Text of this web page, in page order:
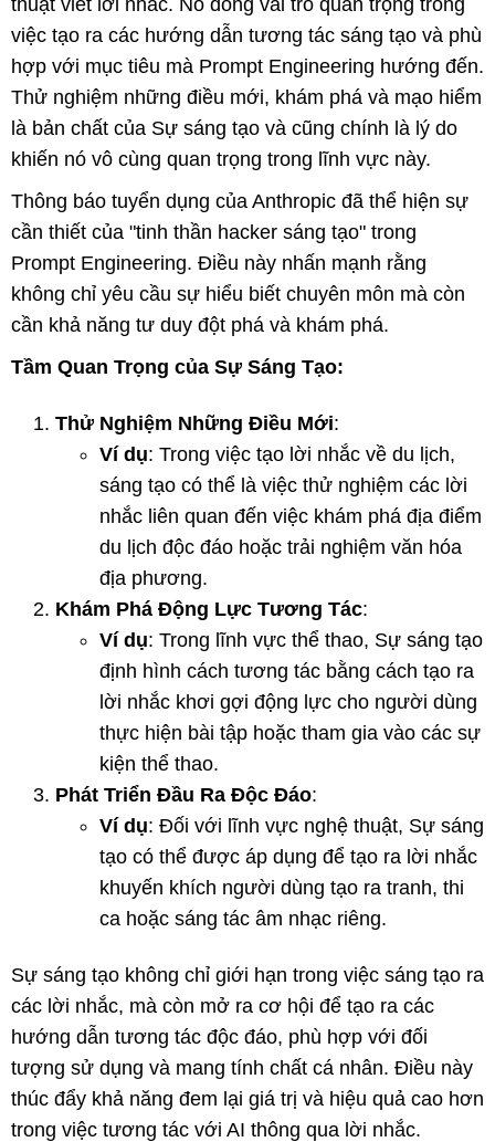
việc tạo ra các hướng dẫn tương tác sáng tạo và phù
hợp với mục tiêu mà Prompt Engineering hướng đến.
Thử nghiệm những điều mới, khám phá và mạo hiểm
là bản chất của Sự sáng tạo và cũng chính là lý do
khiến nó vô cùng quan trọng trong lĩnh vực này.
Thông báo tuyển dụng của Anthropic đã thể hiện sự
cần thiết của "tinh thần hacker sáng tạo" trong
Prompt Engineering. Điều này nhấn mạnh rằng
không chỉ yêu cầu sự hiểu biết chuyên môn mà còn
cần khả năng tư duy đột phá và khám phá.
Tầm Quan Trọng của Sự Sáng Tạo:
Thử Nghiệm Những Điều Mới:
Ví dụ: Trong việc tạo lời nhắc về du lịch,
sáng tạo có thể là việc thử nghiệm các lời
nhắc liên quan đến việc khám phá địa điểm
du lịch độc đáo hoặc trải nghiệm văn hóa
địa phương.
Khám Phá Động Lực Tương Tác:
Ví dụ: Trong lĩnh vực thể thao, Sự sáng tạo
định hình cách tương tác bằng cách tạo ra
lời nhắc khơi gợi động lực cho người dùng
thực hiện bài tập hoặc tham gia vào các sự
kiện thể thao.
Phát Triển Đầu Ra Độc Đáo:
Ví dụ: Đối với lĩnh vực nghệ thuật, Sự sáng
tạo có thể được áp dụng để tạo ra lời nhắc
khuyến khích người dùng tạo ra tranh, thi
ca hoặc sáng tác âm nhạc riêng.
Sự sáng tạo không chỉ giới hạn trong việc sáng tạo ra
các lời nhắc, mà còn mở ra cơ hội để tạo ra các
hướng dẫn tương tác độc đáo, phù hợp với đối
tượng sử dụng và mang tính chất cá nhân. Điều này
thúc đẩy khả năng đem lại giá trị và hiệu quả cao hơn
trong việc tương tác với AI thông qua lời nhắc.